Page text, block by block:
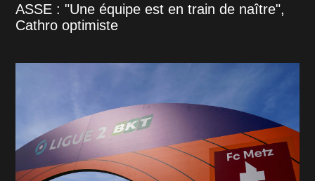
ASSE : "Une équipe est en train de naître",
Cathro optimiste